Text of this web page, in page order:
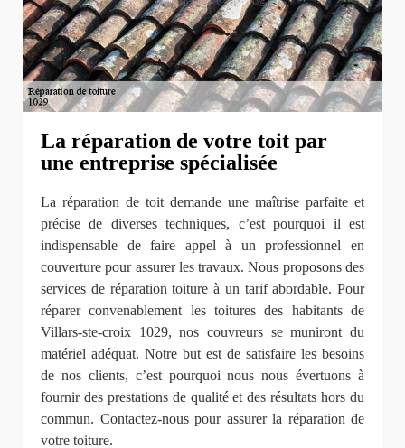
La réparation de votre toit par
une entreprise spécialisée
La réparation de toit demande une maîtrise parfaite et
précise de diverses techniques, c’est pourquoi il est
indispensable de faire appel à un professionnel en
couverture pour assurer les travaux. Nous proposons des
services de réparation toiture à un tarif abordable. Pour
réparer convenablement les toitures des habitants de
Villars-ste-croix 1029, nos couvreurs se muniront du
matériel adéquat. Notre but est de satisfaire les besoins
de nos clients, c’est pourquoi nous nous évertuons à
fournir des prestations de qualité et des résultats hors du
commun. Contactez-nous pour assurer la réparation de
votre toiture.